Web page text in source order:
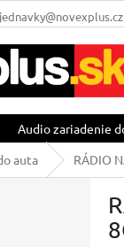
Audio zariadenie
auta RÁDIO